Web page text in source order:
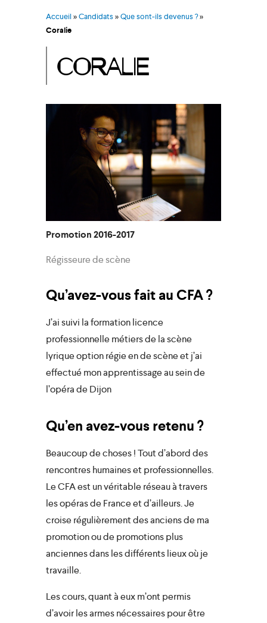
Accueil»Candidats»Que sont-ils devenus ?»
Coralie
CORALIE
Promotion 2016-2017
Régisseure de scène
Qu’avez-vous fait au CFA ?
J’ai suivi la formation licence
professionnelle métiers de la scène
lyrique option régie en de scène et j’ai
effectué mon apprentissage au sein de
l’opéra de Dijon
Qu’en avez-vous retenu ?
Beaucoup de choses ! Tout d’abord des
rencontres humaines et professionnelles.
Le CFA est un véritable réseau à travers
les opéras de France et d’ailleurs. Je
croise régulièrement des anciens de ma
promotion ou de promotions plus
anciennes dans les différents lieux où je
travaille.
Les cours, quant à eux m’ont permis
d’avoir les armes nécessaires pour être